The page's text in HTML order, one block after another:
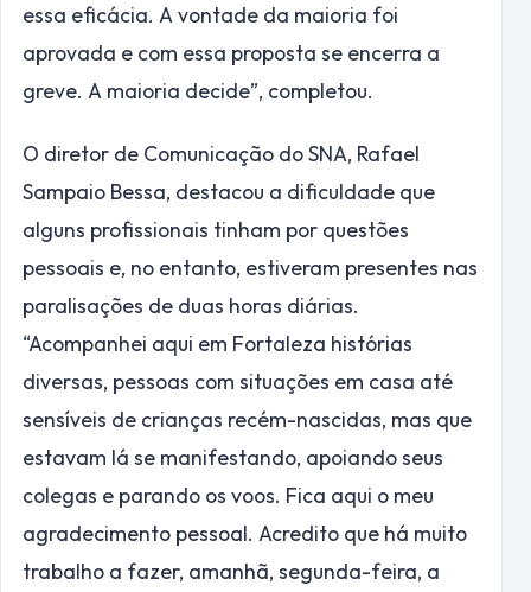
essa eficácia. A vontade da maioria foi
aprovada e com essa proposta se encerra a
greve. A maioria decide”, completou.
O diretor de Comunicação do SNA, Rafael
Sampaio Bessa, destacou a dificuldade que
alguns profissionais tinham por questões
pessoais e, no entanto, estiveram presentes nas
paralisações de duas horas diárias.
“Acompanhei aqui em Fortaleza histórias
diversas, pessoas com situações em casa até
sensíveis de crianças recém-nascidas, mas que
estavam lá se manifestando, apoiando seus
colegas e parando os voos. Fica aqui o meu
agradecimento pessoal. Acredito que há muito
trabalho a fazer, amanhã, segunda-feira, a